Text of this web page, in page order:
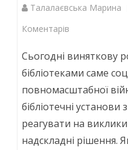
Талалаєвська Марина
Коментарів
Стійкість.
Безпека
Сьогодні виняткову
бібліотеками саме
повномасштабної
бібліотечні
реагувати на
надскладні рішення.